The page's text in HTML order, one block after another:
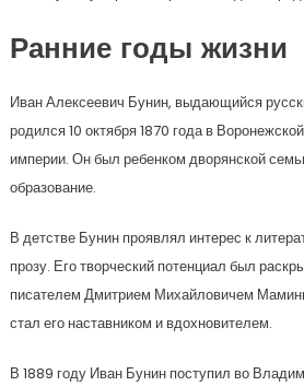
Ранние годы жизни
Иван Алексеевич Бунин, выдающийся
родился 10 октября 1870 года в
империи. Он был ребенком дворянской
образование.
В детстве Бунин проявлял интерес к
прозу. Его творческий потенциал был
писателем Дмитрием Михайловичем
стал его наставником и вдохновителем.
В 1889 году Иван Бунин поступил во